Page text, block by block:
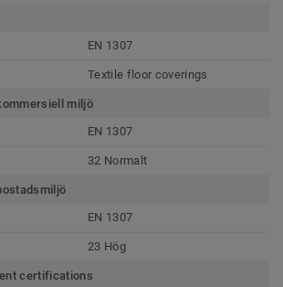
EN 1307
Textile floor coverings
miljö
EN 1307
32 Normalt
EN 1307
23 Hög
certifications